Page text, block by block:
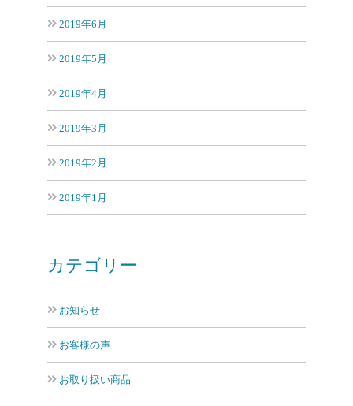
2019年6月
2019年5月
2019年4月
2019年3月
2019年2月
2019年1月
カテゴリー
お知らせ
お客様の声
お取り扱い商品